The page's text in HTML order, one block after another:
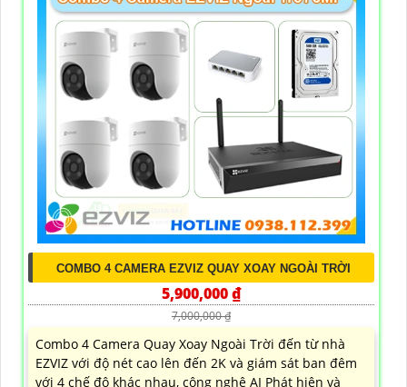
COMBO 4 CAMERA EZVIZ QUAY XOAY NGOÀI TRỜI
5,900,000 ₫
7,000,000 ₫
Combo 4 Camera Quay Xoay Ngoài Trời đến từ nhà
EZVIZ với độ nét cao lên đến 2K và giám sát ban đêm
với 4 chế độ khác nhau, công nghệ AI Phát hiện và